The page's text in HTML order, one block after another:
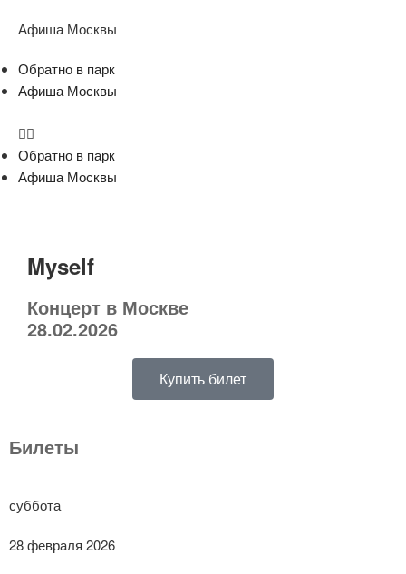
Афиша Москвы
Обратно в парк
Афиша Москвы
Обратно в парк
Афиша Москвы
Myself
Концерт в Москве
28.02.2026
Купить билет
Билеты
суббота
28 февраля 2026